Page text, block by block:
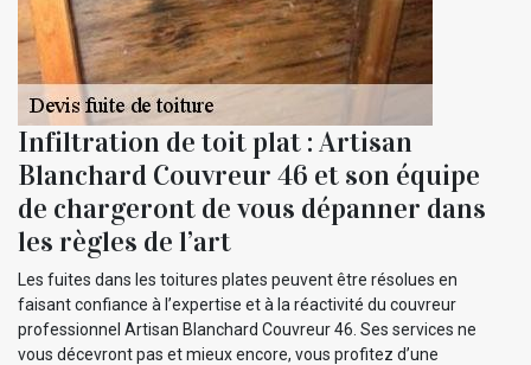
Infiltration de toit plat : Artisan
Blanchard Couvreur 46 et son équipe
de chargeront de vous dépanner dans
les règles de l’art
Les fuites dans les toitures plates peuvent être résolues en
faisant confiance à l’expertise et à la réactivité du couvreur
professionnel Artisan Blanchard Couvreur 46. Ses services ne
vous décevront pas et mieux encore, vous profitez d’une